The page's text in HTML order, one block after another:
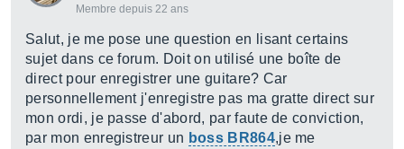
Membre depuis 22 ans
Salut, je me pose une question en lisant certains
sujet dans ce forum. Doit on utilisé une boîte de
direct pour enregistrer une guitare? Car
personnellement j'enregistre pas ma gratte direct sur
mon ordi, je passe d'abord, par faute de conviction,
par mon enregistreur un boss BR864,je me